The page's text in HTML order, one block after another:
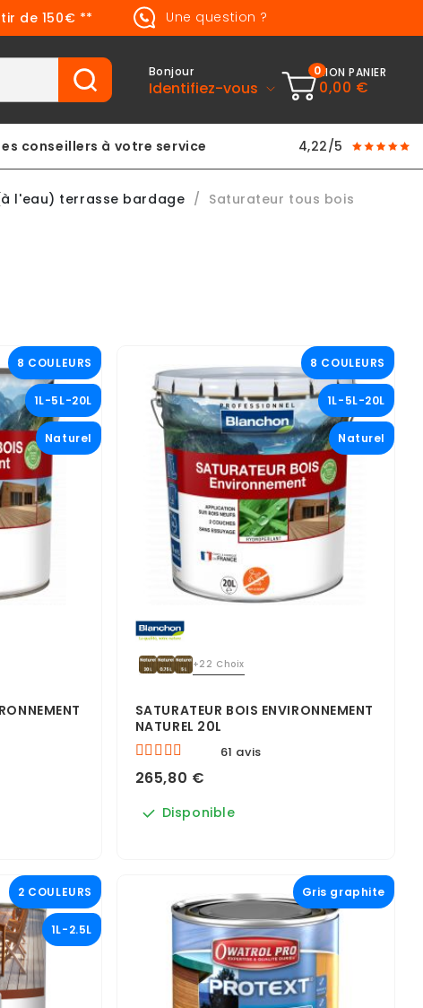
de 150€ ** Une question ?
Bonjour
Identifiez-vous
0MON PANIER
0,00 €
conseillers à votre service 4,22/5
l'eau) terrasse bardage Saturateur tous bois
8 COULEURS
1L-5L-20L
Naturel
+22 Choix
SATURATEUR BOIS ENVIRONNEMENT
NATUREL 20L
61 avis
265,80 €
Disponible
8 COULEURS
1L-5L-20L
Naturel
2 COULEURS
1L-2.5L
Gris graphite